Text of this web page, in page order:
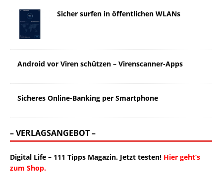
Sicher surfen in öffentlichen WLANs
Android vor Viren schützen – Virenscanner-Apps
Sicheres Online-Banking per Smartphone
– VERLAGSANGEBOT –
Digital Life – 111 Tipps Magazin. Jetzt testen! Hier geht’s
zum Shop.